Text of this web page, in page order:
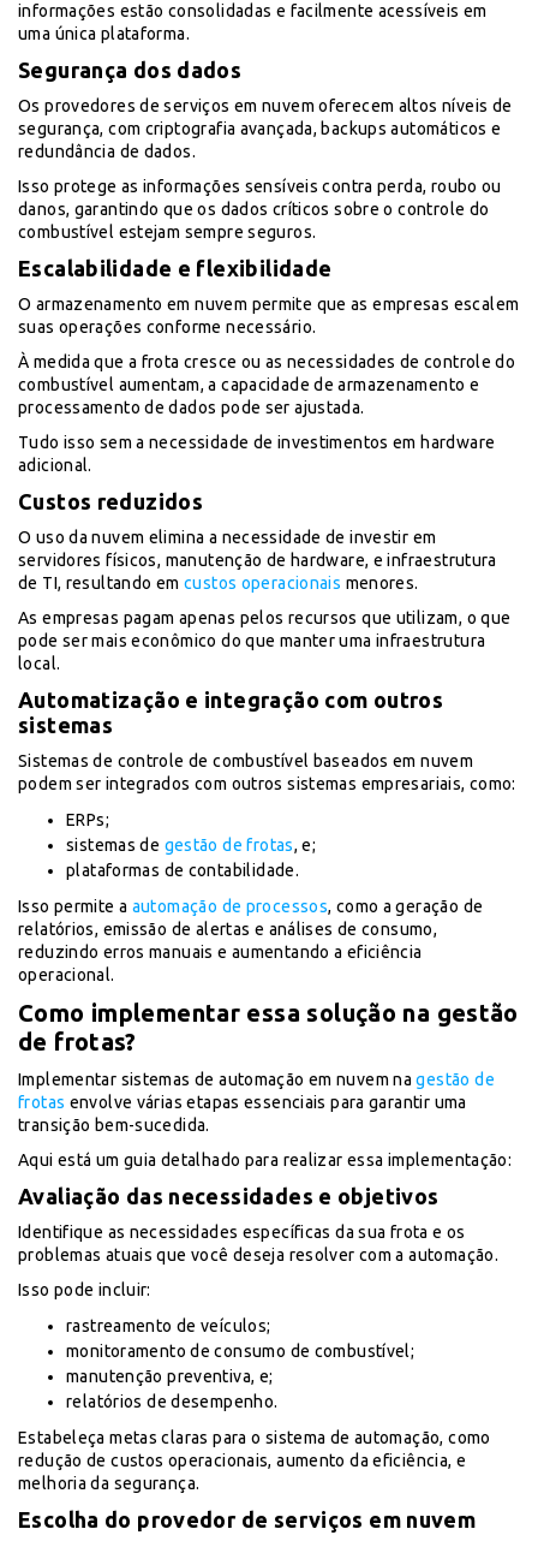
informações estão consolidadas e facilmente acessíveis em
uma única plataforma.
Segurança dos dados
Os provedores de serviços em nuvem oferecem altos níveis de
segurança, com criptografia avançada, backups automáticos e
redundância de dados.
Isso protege as informações sensíveis contra perda, roubo ou
danos, garantindo que os dados críticos sobre o controle do
combustível estejam sempre seguros.
Escalabilidade e flexibilidade
O armazenamento em nuvem permite que as empresas escalem
suas operações conforme necessário.
À medida que a frota cresce ou as necessidades de controle do
combustível aumentam, a capacidade de armazenamento e
processamento de dados pode ser ajustada.
Tudo isso sem a necessidade de investimentos em hardware
adicional.
Custos reduzidos
O uso da nuvem elimina a necessidade de investir em
servidores físicos, manutenção de hardware, e infraestrutura
de TI, resultando em custos operacionais menores.
As empresas pagam apenas pelos recursos que utilizam, o que
pode ser mais econômico do que manter uma infraestrutura
local.
Automatização e integração com outros
sistemas
Sistemas de controle de combustível baseados em nuvem
podem ser integrados com outros sistemas empresariais, como:
ERPs;
sistemas de gestão de frotas, e;
plataformas de contabilidade.
Isso permite a automação de processos, como a geração de
relatórios, emissão de alertas e análises de consumo,
reduzindo erros manuais e aumentando a eficiência
operacional.
Como implementar essa solução na gestão
de frotas?
Implementar sistemas de automação em nuvem nagestão de
frotas envolve várias etapas essenciais para garantir uma
transição bem-sucedida.
Aqui está um guia detalhado para realizar essa implementação:
Avaliação das necessidades e objetivos
Identifique as necessidades específicas da sua frota e os
problemas atuais que você deseja resolver com a automação.
Isso pode incluir:
rastreamento de veículos;
monitoramento de consumo de combustível;
manutenção preventiva, e;
relatórios de desempenho.
Estabeleça metas claras para o sistema de automação, como
redução de custos operacionais, aumento da eficiência, e
melhoria da segurança.
Escolha do provedor de serviços em nuvem